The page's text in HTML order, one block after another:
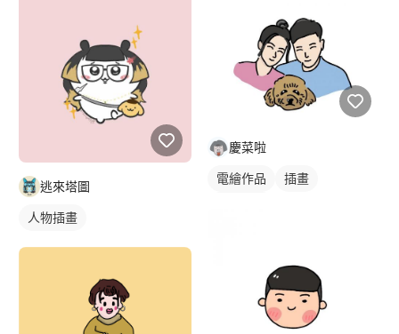
逃來塔圖
人物插畫
慶菜啦
電繪作品
插畫